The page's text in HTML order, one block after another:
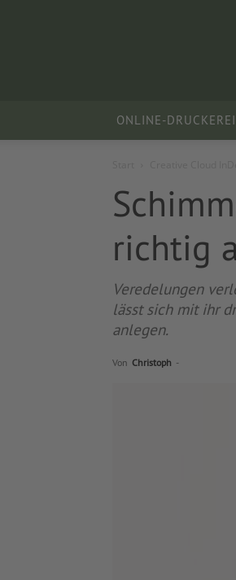
ONLINE-DRUCKEREI
richtig
Veredelungen
lässt sich mit ihr
anlegen.
Von Christoph -